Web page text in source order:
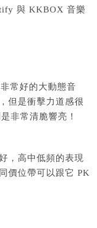
與 KKBOX 音樂
常好的大動態音
但是衝擊力道感很
非常清脆響亮！
，高中低頻的表現
價位帶可以跟它 PK